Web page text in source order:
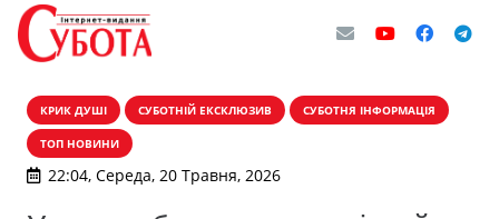
КРИК ДУШІ СУБОТНІЙ ЕКСКЛЮЗИВ СУБОТНЯ ІНФОРМАЦІЯ
ТОП НОВИНИ
22:04, Середа, 20 Травня, 2026